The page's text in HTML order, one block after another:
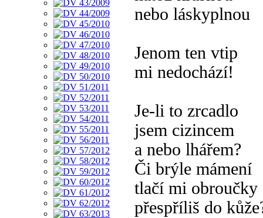
nebo láskyplnou
Jenom ten vtip
mi nedochází!
Je-li to zrcadlo
jsem cizincem
a nebo lhářem?
Či brýle mámení
tlačí mi obroučky
přespříliš do